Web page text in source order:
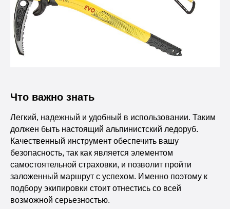
Что важно знать
Легкий, надежный и удобный в использовании. Таким
должен быть настоящий альпинистский ледоруб.
Качественный инструмент обеспечить вашу
безопасность, так как является элементом
самостоятельной страховки, и позволит пройти
заложенный маршрут с успехом. Именно поэтому к
подбору экипировки стоит отнестись со всей
возможной серьезностью.